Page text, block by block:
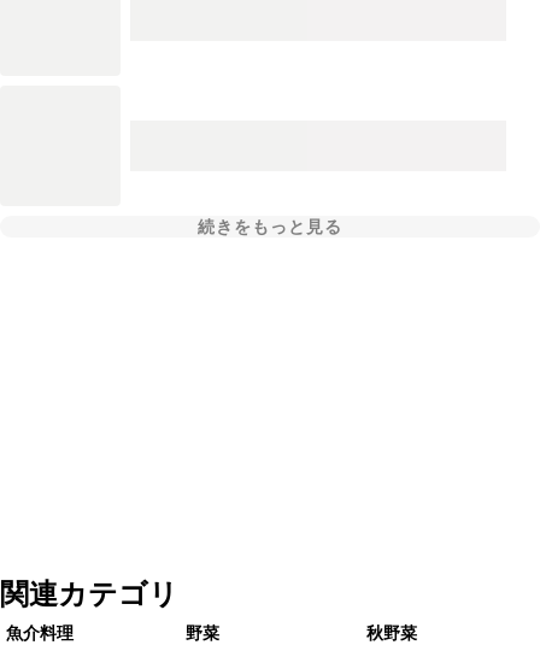
続きをもっと見る
関連カテゴリ
魚介料理 野菜 秋野菜